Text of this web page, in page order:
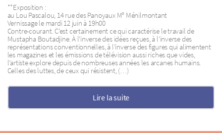
**Exposition :
au Lou Pascalou, 14 rue des Panoyaux M° Ménilmontant
Vernissage le mardi 12 juin à 19h00
Contre-courant. C’est certainement ce qui caractérise le travail de
Mustapha Boutadjine. À l’inverse des idées reçues, à l’inverse des
représentations conventionnelles, à l’inverse des figures qui alimentent
les magazines et les émissions de télévision aussi riches que vides,
l’artiste explore depuis de nombreuses années les arcanes humains.
Celles des luttes, de ceux qui résistent, (…)
Lire la suite